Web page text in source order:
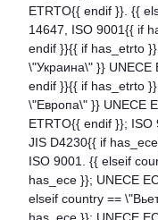
ETRTO{{ endif }}. {{
14647, ISO 9001{{ if
endif }}{{ if has_etrto
\"Украина\" }}
endif }}{{ if has_etrto
\"Европа\" }} UNECE
ETRTO{{ endif }};
JIS D4230{{ if
ISO 9001. {{ elseif
has_ece }}; UNECE
elseif country ==